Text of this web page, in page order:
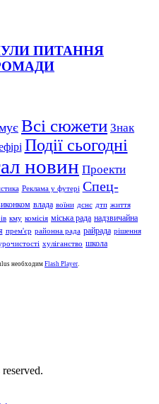
ПИТАННЯ
Всі сюжети Знак
Події сьогодні
новин Проекти
Реклама у футері Спец-
влада воїни дснс дтп життя
кму комісія міська рада надзвичайна
прем'єр районна рада райрада рішення
хуліганство школа
необходим Flash Player.